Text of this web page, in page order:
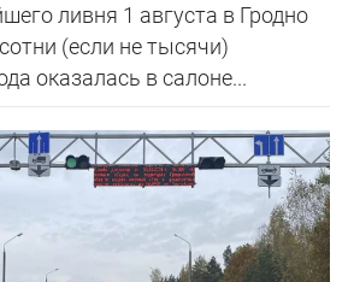
ливня 1 августа в Гродно
(если не тысячи)
оказалась в салоне...